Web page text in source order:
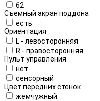
62
Съемный экран поддона
есть
Ориентация
L - левосторонняя
R - правосторонняя
Пульт управления
нет
сенсорный
Цвет передних стенок
жемчужный